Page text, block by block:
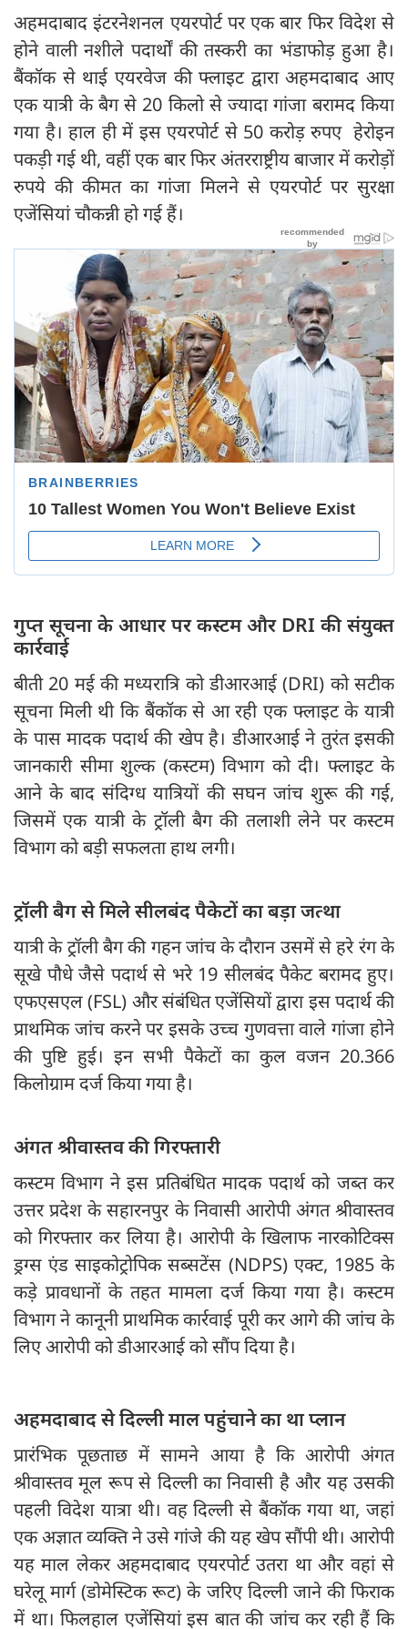
अहमदाबाद इंटरनेशनल एयरपोर्ट पर एक बार फिर विदेश से
होने वाली नशीले पदार्थों की तस्करी का भंडाफोड़ हुआ है।
बैंकॉक से थाई एयरवेज की फ्लाइट द्वारा अहमदाबाद आए
एक यात्री के बैग से 20 किलो से ज्यादा गांजा बरामद किया
गया है। हाल ही में इस एयरपोर्ट से 50 करोड़ रुपए हेरोइन
पकड़ी गई थी, वहीं एक बार फिर अंतरराष्ट्रीय बाजार में करोड़ों
रुपये की कीमत का गांजा मिलने से एयरपोर्ट पर सुरक्षा
एजेंसियां चौकन्नी हो गई हैं।
गुप्त सूचना के आधार पर कस्टम और DRI की संयुक्त
कार्रवाई
बीती 20 मई की मध्यरात्रि को डीआरआई (DRI) को सटीक
सूचना मिली थी कि बैंकॉक से आ रही एक फ्लाइट के यात्री
के पास मादक पदार्थ की खेप है। डीआरआई ने तुरंत इसकी
जानकारी सीमा शुल्क (कस्टम) विभाग को दी। फ्लाइट के
आने के बाद संदिग्ध यात्रियों की सघन जांच शुरू की गई,
जिसमें एक यात्री के ट्रॉली बैग की तलाशी लेने पर कस्टम
विभाग को बड़ी सफलता हाथ लगी।
ट्रॉली बैग से मिले सीलबंद पैकेटों का बड़ा जत्था
यात्री के ट्रॉली बैग की गहन जांच के दौरान उसमें से हरे रंग के
सूखे पौधे जैसे पदार्थ से भरे 19 सीलबंद पैकेट बरामद हुए।
एफएसएल (FSL) और संबंधित एजेंसियों द्वारा इस पदार्थ की
प्राथमिक जांच करने पर इसके उच्च गुणवत्ता वाले गांजा होने
की पुष्टि हुई। इन सभी पैकेटों का कुल वजन 20.366
किलोग्राम दर्ज किया गया है।
अंगत श्रीवास्तव की गिरफ्तारी
कस्टम विभाग ने इस प्रतिबंधित मादक पदार्थ को जब्त कर
उत्तर प्रदेश के सहारनपुर के निवासी आरोपी अंगत श्रीवास्तव
को गिरफ्तार कर लिया है। आरोपी के खिलाफ नारकोटिक्स
ड्रग्स एंड साइकोट्रोपिक सब्सटेंस (NDPS) एक्ट, 1985 के
कड़े प्रावधानों के तहत मामला दर्ज किया गया है। कस्टम
विभाग ने कानूनी प्राथमिक कार्रवाई पूरी कर आगे की जांच के
लिए आरोपी को डीआरआई को सौंप दिया है।
अहमदाबाद से दिल्ली माल पहुंचाने का था प्लान
प्रारंभिक पूछताछ में सामने आया है कि आरोपी अंगत
श्रीवास्तव मूल रूप से दिल्ली का निवासी है और यह उसकी
पहली विदेश यात्रा थी। वह दिल्ली से बैंकॉक गया था, जहां
एक अज्ञात व्यक्ति ने उसे गांजे की यह खेप सौंपी थी। आरोपी
यह माल लेकर अहमदाबाद एयरपोर्ट उतरा था और वहां से
घरेलू मार्ग (डोमेस्टिक रूट) के जरिए दिल्ली जाने की फिराक
में था। फिलहाल एजेंसियां इस बात की जांच कर रही हैं कि